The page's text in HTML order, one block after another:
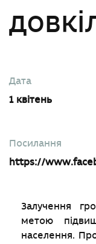
Дата
1 квітень
Посилання
https://
Залучення
метою
населення.